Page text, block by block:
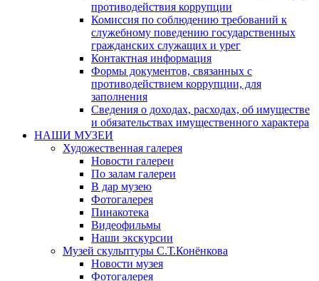
противодействия коррупции
Комиссия по соблюдению требований к
служебному поведению государственных
гражданских служащих и урег
Контактная информация
Формы документов, связанных с
противодействием коррупции, для
заполнения
Сведения о доходах, расходах, об имуществе
и обязательствах имущественного характера
НАШИ МУЗЕИ
Художественная галерея
Новости галереи
По залам галереи
В дар музею
Фотогалерея
Пинакотека
Видеофильмы
Наши экскурсии
Музей скульптуры С.Т.Конёнкова
Новости музея
Фотогалерея